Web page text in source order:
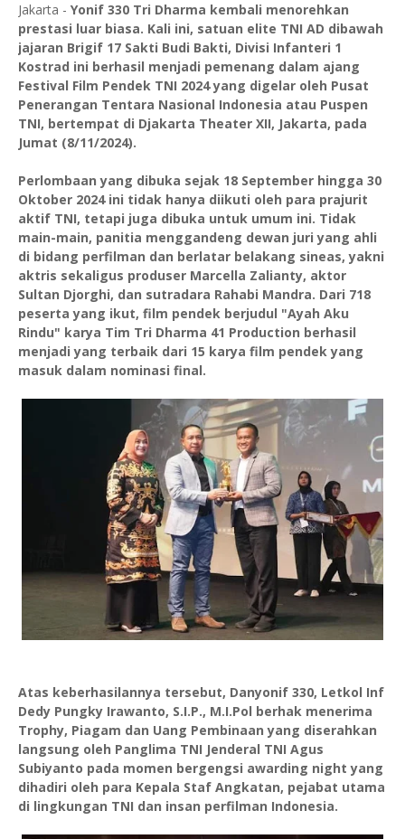
Jakarta - Yonif 330 Tri Dharma kembali menorehkan
prestasi luar biasa. Kali ini, satuan elite TNI AD dibawah
jajaran Brigif 17 Sakti Budi Bakti, Divisi Infanteri 1
Kostrad ini berhasil menjadi pemenang dalam ajang
Festival Film Pendek TNI 2024 yang digelar oleh Pusat
Penerangan Tentara Nasional Indonesia atau Puspen
TNI, bertempat di Djakarta Theater XII, Jakarta, pada
Jumat (8/11/2024).
Perlombaan yang dibuka sejak 18 September hingga 30
Oktober 2024 ini tidak hanya diikuti oleh para prajurit
aktif TNI, tetapi juga dibuka untuk umum ini. Tidak
main-main, panitia menggandeng dewan juri yang ahli
di bidang perfilman dan berlatar belakang sineas, yakni
aktris sekaligus produser Marcella Zalianty, aktor
Sultan Djorghi, dan sutradara Rahabi Mandra. Dari 718
peserta yang ikut, film pendek berjudul "Ayah Aku
Rindu" karya Tim Tri Dharma 41 Production berhasil
menjadi yang terbaik dari 15 karya film pendek yang
masuk dalam nominasi final.
Atas keberhasilannya tersebut, Danyonif 330, Letkol Inf
Dedy Pungky Irawanto, S.I.P., M.I.Pol berhak menerima
Trophy, Piagam dan Uang Pembinaan yang diserahkan
langsung oleh Panglima TNI Jenderal TNI Agus
Subiyanto pada momen bergengsi awarding night yang
dihadiri oleh para Kepala Staf Angkatan, pejabat utama
di lingkungan TNI dan insan perfilman Indonesia.